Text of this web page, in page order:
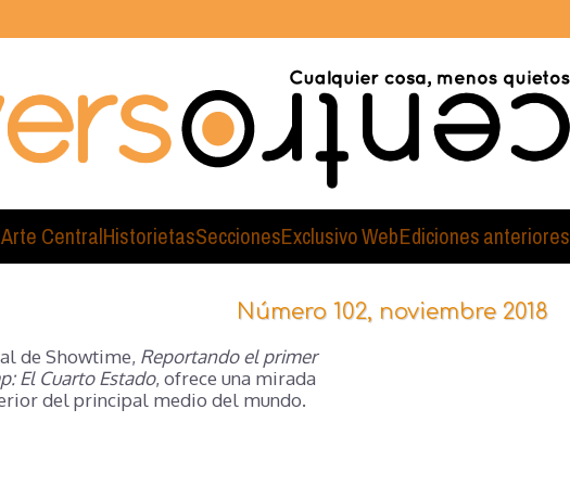
Arte CentralHistorietasSeccionesExclusivo WebEdiciones anteriores
Número 102, noviembre 2018
de Showtime, Reportando el primer
El Cuarto Estado, ofrece una mirada
del principal medio del mundo.